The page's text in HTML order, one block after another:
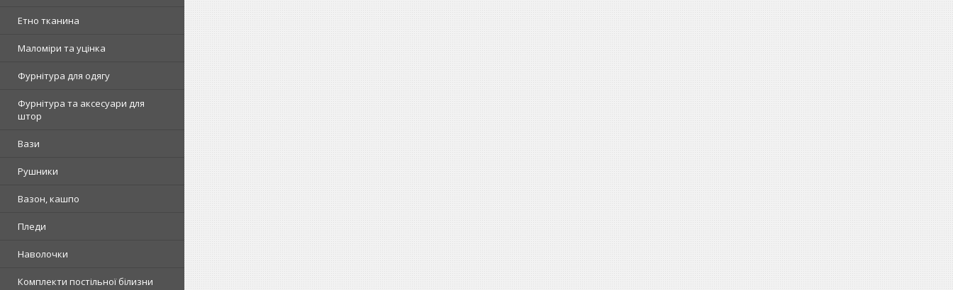
Етно тканина
Маломіри та уцінка
Фурнітура для одягу
Фурнітура та аксесуари для
штор
Вази
Рушники
Вазон, кашпо
Пледи
Наволочки
Комплекти постільної білизни